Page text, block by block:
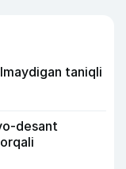
taniqli
desant